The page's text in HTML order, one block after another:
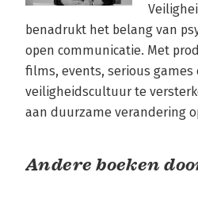
benadrukt het belang van
open communicatie. Met
films, events, serious games
veiligheidscultuur te
aan duurzame verandering
Andere boeken